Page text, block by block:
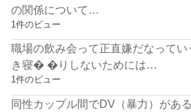
の関係について…
1件のビュー
職場の飲み会って正直嫌だなって
き寝� �りしないためには…
1件のビュー
同性カップル間でDV（暴力）があ